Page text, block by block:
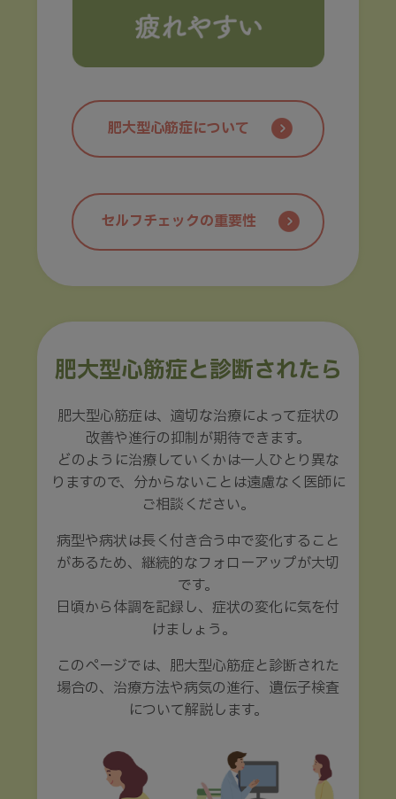
肥大型心筋症について
セルフチェックの重要性
肥大型心筋症と診断されたら
肥大型心筋症は、適切な治療によって症状の
改善や進行の抑制が期待できます。
どのように治療していくかは一人ひとり異な
りますので、分からないことは遠慮なく医師に
ご相談ください。
病型や病状は長く付き合う中で変化すること
があるため、継続的なフォローアップが大切
です。
日頃から体調を記録し、症状の変化に気を付
けましょう。
このページでは、肥大型心筋症と診断された
場合の、治療方法や病気の進行、遺伝子検査
について解説します。